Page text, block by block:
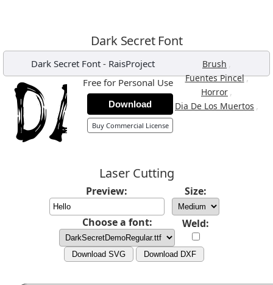
Dark Secret Font
Dark Secret Font - RaisProject Brush ,
Fuentes Pincel,
Horror ,
Dia De Los Muertos ,
Free for Personal Use
Download
Buy Commercial License
Laser Cutting
Preview: Size:
Choose a font: Weld:
Download SVG Download DXF